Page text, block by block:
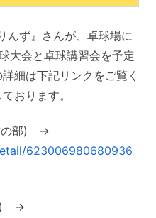
んず』さんが、卓球場に
大会と卓球講習会を予定
細は下記リンクをご覧く
おります。
の部) →
623006980680936
) →